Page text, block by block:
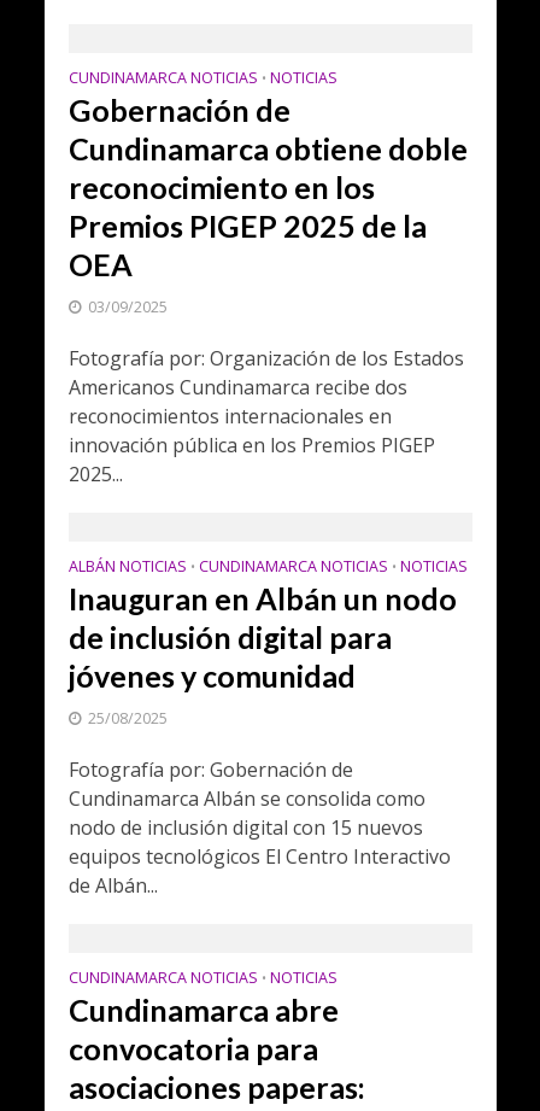
CUNDINAMARCA NOTICIAS • NOTICIAS
Gobernación de
Cundinamarca obtiene doble
reconocimiento en los
Premios PIGEP 2025 de la
OEA
03/09/2025
Fotografía por: Organización de los Estados
Americanos Cundinamarca recibe dos
reconocimientos internacionales en
innovación pública en los Premios PIGEP
2025...
ALBÁN NOTICIAS • CUNDINAMARCA NOTICIAS • NOTICIAS
Inauguran en Albán un nodo
de inclusión digital para
jóvenes y comunidad
25/08/2025
Fotografía por: Gobernación de
Cundinamarca Albán se consolida como
nodo de inclusión digital con 15 nuevos
equipos tecnológicos El Centro Interactivo
de Albán...
CUNDINAMARCA NOTICIAS • NOTICIAS
Cundinamarca abre
convocatoria para
asociaciones paperas: